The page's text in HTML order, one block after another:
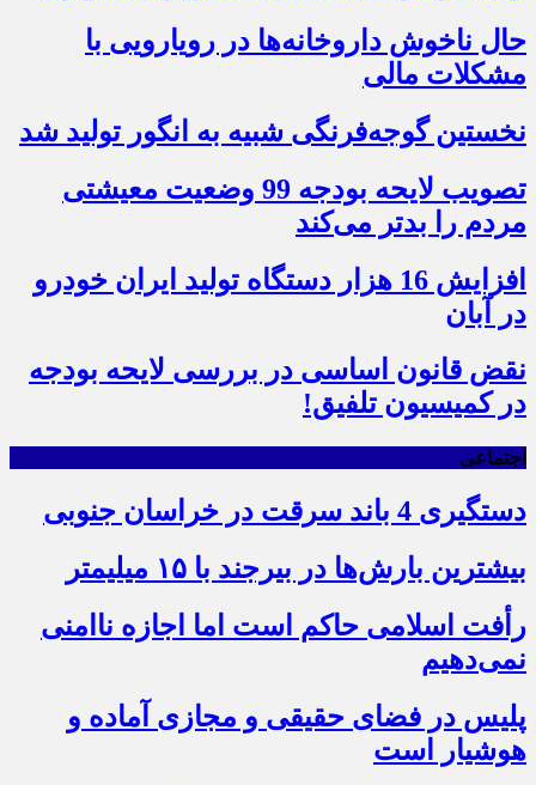
حال ناخوش داروخانه‌ها در رویارویی با
مشکلات مالی
نخستین گوجه‌فرنگی شبیه به انگور تولید شد
تصویب لایحه بودجه 99 وضعیت معیشتی
مردم را بدتر می‌کند
افزایش 16 هزار دستگاه تولید ایران خودرو
در آبان
نقض قانون اساسی در بررسی لایحه بودجه
در کمیسیون تلفیق!
اجتماعی
دستگیری 4 باند سرقت در خراسان جنوبی
بیشترین بارش‌ها در بیرجند با ۱۵ میلیمتر
رأفت اسلامی حاکم است اما اجازه ناامنی
نمی‌دهیم
پلیس در فضای حقیقی و مجازی آماده و
هوشیار است